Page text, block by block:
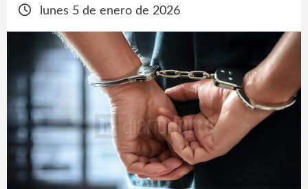
lunes 5 de enero de 2026